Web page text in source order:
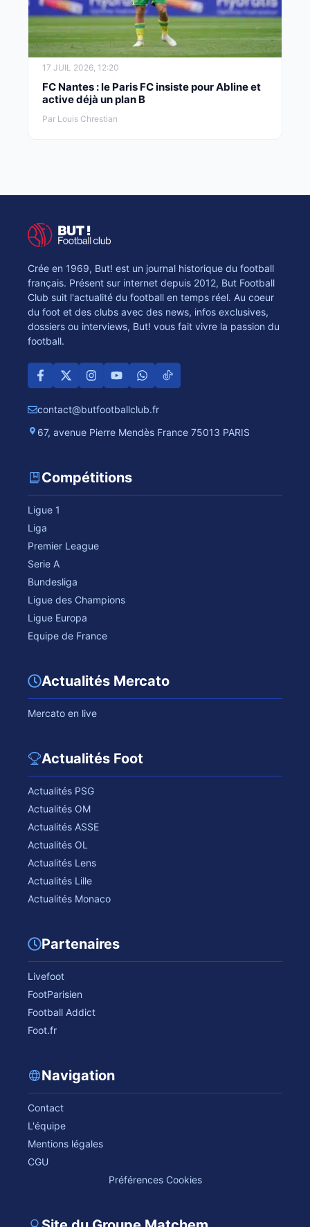
17 JUIL 2026, 12:20
FC Nantes : le Paris FC insiste pour Abline et
active déjà un plan B
Par Louis Chrestian
Crée en 1969, But! est un journal historique du football
français. Présent sur internet depuis 2012, But Football
Club suit l'actualité du football en temps réel. Au coeur
du foot et des clubs avec des news, infos exclusives,
dossiers ou interviews, But! vous fait vivre la passion du
football.
contact@butfootballclub.fr
67, avenue Pierre Mendès France 75013 PARIS
Compétitions
Ligue 1
Liga
Premier League
Serie A
Bundesliga
Ligue des Champions
Ligue Europa
Equipe de France
Actualités Mercato
Mercato en live
Actualités Foot
Actualités PSG
Actualités OM
Actualités ASSE
Actualités OL
Actualités Lens
Actualités Lille
Actualités Monaco
Partenaires
Livefoot
FootParisien
Football Addict
Foot.fr
Navigation
Contact
L'équipe
Mentions légales
CGU
Préférences Cookies